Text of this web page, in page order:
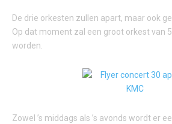
De drie orkesten zullen apart, maar ook
Op dat moment zal een groot orkest van
worden.
Zowel ’s middags als ’s avonds wordt er